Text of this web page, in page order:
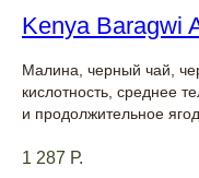
Kenya Baragwi
Малина, черный чай,
кислотность, среднее
и продолжительное
1 287 Р.